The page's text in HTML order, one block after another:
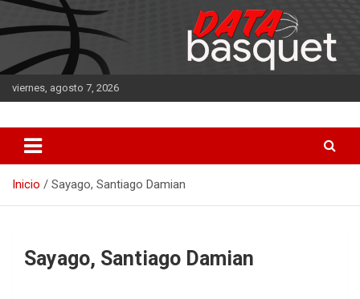
Saltar
al
contenido
viernes, agosto 7, 2026
DATA Basquet
Inicio Sayago, Santiago Damian
Sayago, Santiago Damian